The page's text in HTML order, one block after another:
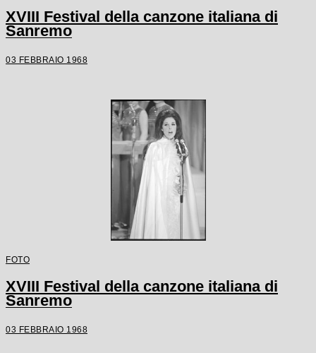
XVIII Festival della canzone italiana di
Sanremo
03 FEBBRAIO 1968
FOTO
XVIII Festival della canzone italiana di
Sanremo
03 FEBBRAIO 1968